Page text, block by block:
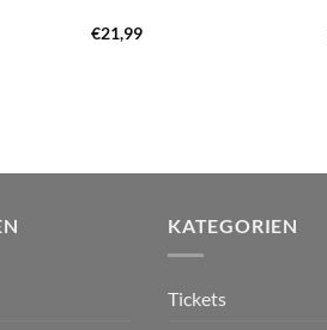
€21,99
KATEGORIEN
Tickets